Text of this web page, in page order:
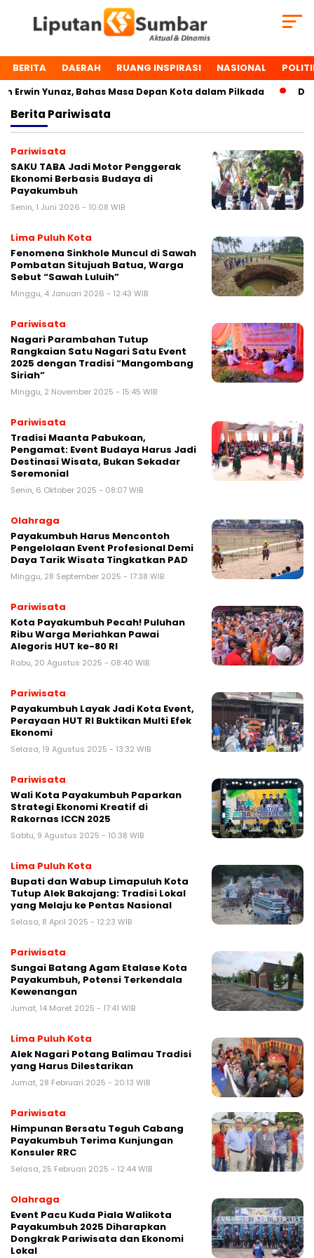
BERITA DAERAH RUANG INSPIRASI NASIONAL
Yunaz, Bahas Masa Depan Kota dalam Pilkada Dua
Berita Pariwisata
Pariwisata
SAKU TABA Jadi Motor Penggerak
Ekonomi Berbasis Budaya di
Payakumbuh
Senin, 1 Juni 2026 - 10:08 WIB
Lima Puluh Kota
Fenomena Sinkhole Muncul di Sawah
Pombatan Situjuah Batua, Warga
Sebut “Sawah Luluih”
Minggu, 4 Januari 2026 - 12:43 WIB
Pariwisata
Nagari Parambahan Tutup
Rangkaian Satu Nagari Satu Event
2025 dengan Tradisi “Mangombang
Siriah”
Minggu, 2 November 2025 - 15:45 WIB
Pariwisata
Tradisi Maanta Pabukoan,
Pengamat: Event Budaya Harus Jadi
Destinasi Wisata, Bukan Sekadar
Seremonial
Senin, 6 Oktober 2025 - 08:07 WIB
Olahraga
Payakumbuh Harus Mencontoh
Pengelolaan Event Profesional Demi
Daya Tarik Wisata Tingkatkan PAD
Minggu, 28 September 2025 - 17:38 WIB
Pariwisata
Kota Payakumbuh Pecah! Puluhan
Ribu Warga Meriahkan Pawai
Alegoris HUT ke-80 RI
Rabu, 20 Agustus 2025 - 08:40 WIB
Pariwisata
Payakumbuh Layak Jadi Kota Event,
Perayaan HUT RI Buktikan Multi Efek
Ekonomi
Selasa, 19 Agustus 2025 - 13:32 WIB
Pariwisata
Wali Kota Payakumbuh Paparkan
Strategi Ekonomi Kreatif di
Rakornas ICCN 2025
Sabtu, 9 Agustus 2025 - 10:38 WIB
Lima Puluh Kota
Bupati dan Wabup Limapuluh Kota
Tutup Alek Bakajang: Tradisi Lokal
yang Melaju ke Pentas Nasional
Selasa, 8 April 2025 - 12:23 WIB
Pariwisata
Sungai Batang Agam Etalase Kota
Payakumbuh, Potensi Terkendala
Kewenangan
Jumat, 14 Maret 2025 - 17:41 WIB
Lima Puluh Kota
Alek Nagari Potang Balimau Tradisi
yang Harus Dilestarikan
Jumat, 28 Februari 2025 - 20:13 WIB
Pariwisata
Himpunan Bersatu Teguh Cabang
Payakumbuh Terima Kunjungan
Konsuler RRC
Selasa, 25 Februari 2025 - 12:44 WIB
Olahraga
Event Pacu Kuda Piala Walikota
Payakumbuh 2025 Diharapkan
Dongkrak Pariwisata dan Ekonomi
Lokal